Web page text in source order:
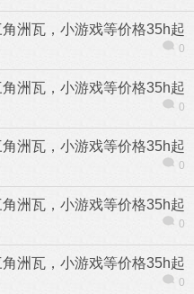
洲瓦，小游戏等价格35h起
0
洲瓦，小游戏等价格35h起
0
洲瓦，小游戏等价格35h起
0
洲瓦，小游戏等价格35h起
0
洲瓦，小游戏等价格35h起
0